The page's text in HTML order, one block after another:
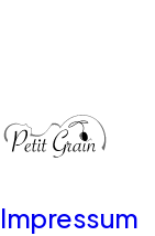
Impressum